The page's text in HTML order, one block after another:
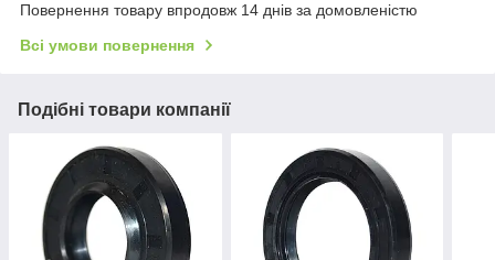
Повернення товару впродовж 14 днів за домовленістю
Всі умови повернення
Подібні товари компанії